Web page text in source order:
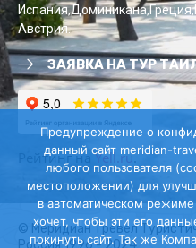
ИспанияДоминиканаГреция
Австрия
ЗАЯВКА НА ТУР
Рейтинг наYell.ru.
© Меридиан Тревел
Россия 1996 - 2024
Предупреждение о
данный сайт meridian-
любого пользователя
местоположении) для
в автоматическом режиме
хочет, чтобы эти его
покинуть сайт. Так же